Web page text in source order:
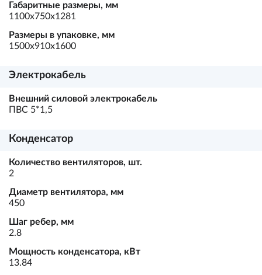
Габаритные размеры, мм
1100х750х1281
Размеры в упаковке, мм
1500х910х1600
Электрокабель
Внешний силовой электрокабель
ПВС 5*1,5
Конденсатор
Количество вентиляторов, шт.
2
Диаметр вентилятора, мм
450
Шаг ребер, мм
2.8
Мощность конденсатора, кВт
13.84